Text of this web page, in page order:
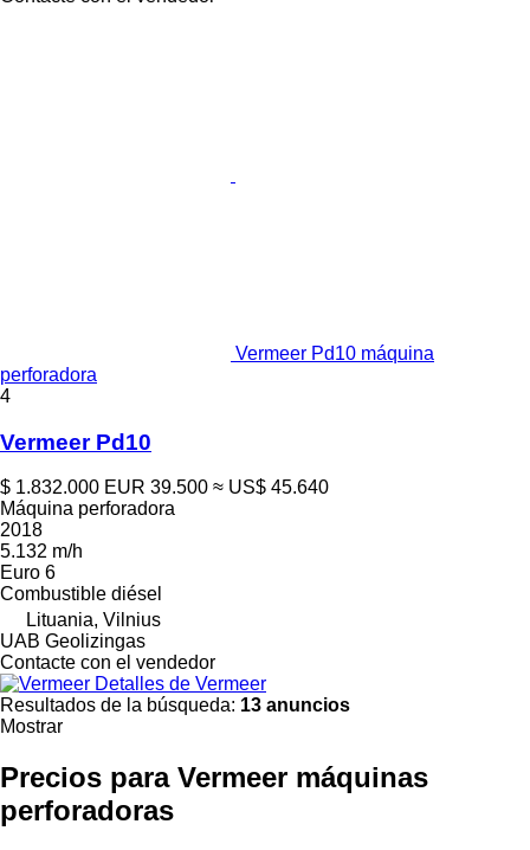
Vermeer Pd10 máquina
perforadora
4
Vermeer Pd10
$ 1.832.000 EUR 39.500 ≈ US$ 45.640
Máquina perforadora
2018
5.132 m/h
Euro 6
Combustible diésel
Lituania, Vilnius
UAB Geolizingas
Contacte con el vendedor
Detalles de Vermeer
Resultados de la búsqueda: 13 anuncios
Mostrar
Precios para Vermeer máquinas
perforadoras